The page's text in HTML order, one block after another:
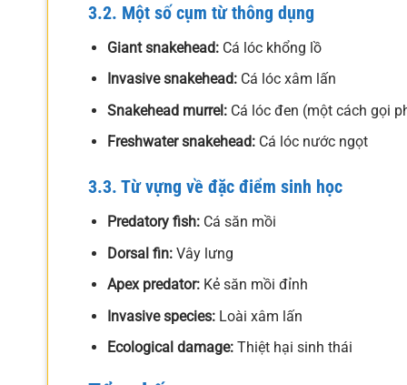
3.2. Một số cụm từ thông dụng
Giant snakehead:Cá lóc khổng lồ
Invasive snakehead:Cá lóc xâm lấn
Snakehead murrel:Cá lóc đen (một cách gọi
Freshwater snakehead:Cá lóc nước ngọt
3.3. Từ vựng về đặc điểm sinh học
Predatory fish:Cá săn mồi
Dorsal fin:Vây lưng
Apex predator:Kẻ săn mồi đỉnh
Invasive species:Loài xâm lấn
Ecological damage:Thiệt hại sinh thái